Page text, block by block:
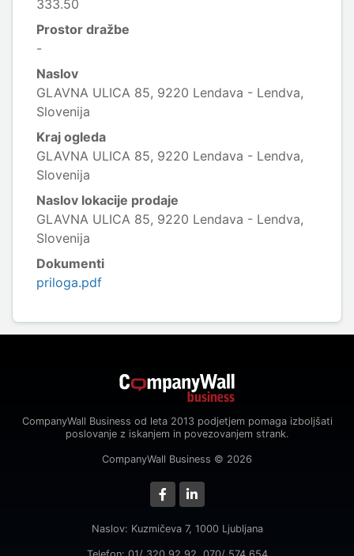
333.50
Prostor dražbe
-
Naslov
GLAVNA ULICA 85, 9220 Lendava - Lendva,
Slovenija
Kraj ogleda
GLAVNA ULICA 85, 9220 Lendava - Lendva,
Slovenija
Naslov lokacije prodaje
GLAVNA ULICA 85, 9220 Lendava - Lendva,
Slovenija
Dokumenti
priloga.pdf
CompanyWall Business od leta 2013 podjetjem pomaga izboljšati
poslovanje z iskanjem in povezovanjem strank.
CompanyWall Business © 2026
Naslov: Kuzmičeva 7, 1000 Ljubljana